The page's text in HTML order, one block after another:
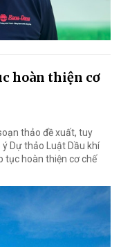
hoàn thiện cơ
thảo đề xuất, tuy
Dự thảo Luật Dầu khí
tục hoàn thiện cơ chế